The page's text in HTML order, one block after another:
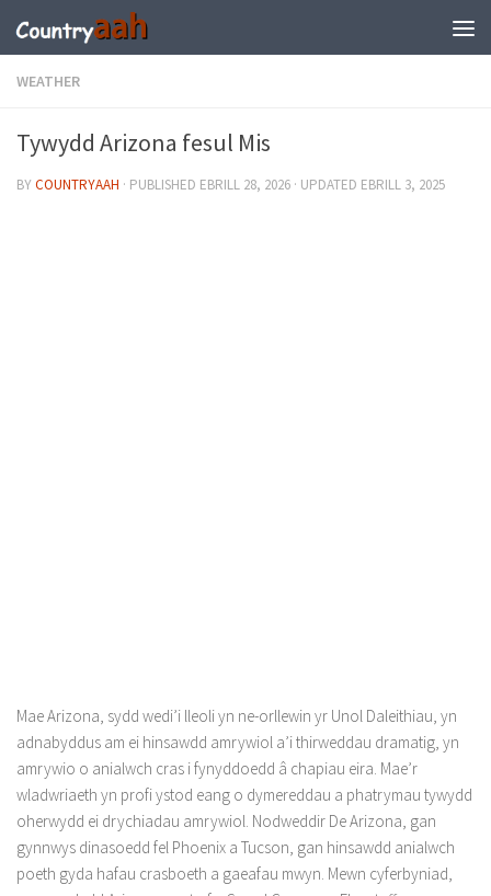
WEATHER
Tywydd Arizona fesul Mis
BYCOUNTRYAAH · PUBLISHED EBRILL 28, 2026 · UPDATED EBRILL 3, 2025
Mae Arizona, sydd wedi’i lleoli yn ne-orllewin yr Unol Daleithiau, yn
adnabyddus am ei hinsawdd amrywiol a’i thirweddau dramatig, yn
amrywio o anialwch cras i fynyddoedd â chapiau eira. Mae’r
wladwriaeth yn profi ystod eang o dymereddau a phatrymau tywydd
oherwydd ei drychiadau amrywiol. Nodweddir De Arizona, gan
gynnwys dinasoedd fel Phoenix a Tucson, gan hinsawdd anialwch
poeth gyda hafau crasboeth a gaeafau mwyn. Mewn cyferbyniad,